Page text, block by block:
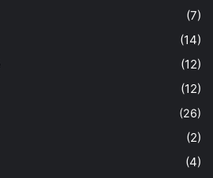
(7)
(14)
(12)
(12)
(26)
(2)
(4)